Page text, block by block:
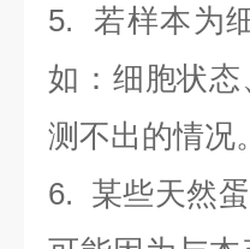
5. 若样本为
如：细胞状
测不出的情况。
6. 某些天然